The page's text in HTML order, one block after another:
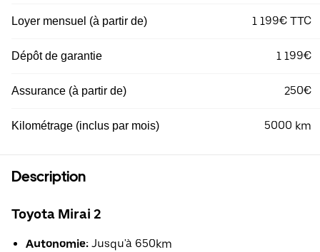
Loyer mensuel (à partir de) 1 199€ TTC
Dépôt de garantie 1 199€
Assurance (à partir de) 250€
Kilométrage (inclus par mois) 5000 km
Description
Toyota Mirai 2
Autonomie: Jusqu'à 650km